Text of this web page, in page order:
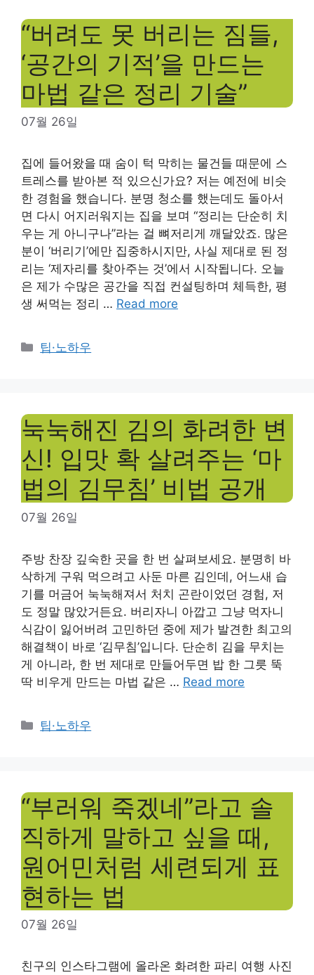
“버려도 못 버리는 짐들,
‘공간의 기적’을 만드는
마법 같은 정리 기술”
07월 26일
집에 들어왔을 때 숨이 턱 막히는 물건들 때문에 스
트레스를 받아본 적 있으신가요? 저는 예전에 비슷
한 경험을 했습니다. 분명 청소를 했는데도 돌아서
면 다시 어지러워지는 집을 보며 “정리는 단순히 치
우는 게 아니구나”라는 걸 뼈저리게 깨달았죠. 많은
분이 ‘버리기’에만 집중하시지만, 사실 제대로 된 정
리는 ‘제자리를 찾아주는 것’에서 시작됩니다. 오늘
은 제가 수많은 공간을 직접 컨설팅하며 체득한, 평
생 써먹는 정리 … Read more
Categories
팁·노하우
눅눅해진 김의 화려한 변
신! 입맛 확 살려주는 ‘마
법의 김무침’ 비법 공개
07월 26일
주방 찬장 깊숙한 곳을 한 번 살펴보세요. 분명히 바
삭하게 구워 먹으려고 사둔 마른 김인데, 어느새 습
기를 머금어 눅눅해져서 처치 곤란이었던 경험, 저
도 정말 많았거든요. 버리자니 아깝고 그냥 먹자니
식감이 잃어버려 고민하던 중에 제가 발견한 최고의
해결책이 바로 ‘김무침’입니다. 단순히 김을 무치는
게 아니라, 한 번 제대로 만들어두면 밥 한 그릇 뚝
딱 비우게 만드는 마법 같은 … Read more
Categories
팁·노하우
“부러워 죽겠네”라고 솔
직하게 말하고 싶을 때,
원어민처럼 세련되게 표
현하는 법
07월 26일
친구의 인스타그램에 올라온 화려한 파리 여행 사진